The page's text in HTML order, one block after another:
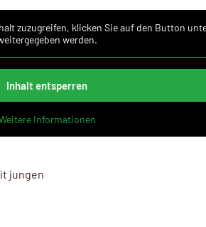
zuzugreifen, klicken Sie auf den Button
werden.
Inhalt entsperren
Informationen
jungen